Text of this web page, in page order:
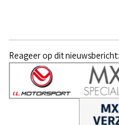
Reageer op dit nieuwsbericht: